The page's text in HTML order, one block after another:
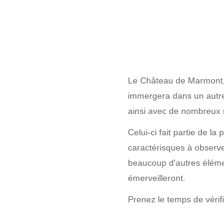
Le Château de
immergera dans un
ainsi avec de nombreux
Celui-ci fait partie de la
caractérisques à
beaucoup d'autres
émerveilleront.
Prenez le temps de